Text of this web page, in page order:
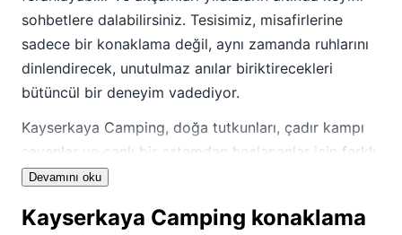
sohbetlere dalabilirsiniz. Tesisimiz, misafirlerine
sadece bir konaklama değil, aynı zamanda ruhlarını
dinlendirecek, unutulmaz anılar biriktirecekleri
bütüncül bir deneyim vadediyor.
Kayserkaya Camping, doğa tutkunları, çadır kampı
sevenler ve canlı bir ortamdan hoşlananlar için farklı
deneyimler sunar. Evcil hayvan dostu yapısıyla
geçirebilirsiniz. Özellikle doğa fotoğrafçıları için
Devamını oku
Kayserkaya Camping konaklama